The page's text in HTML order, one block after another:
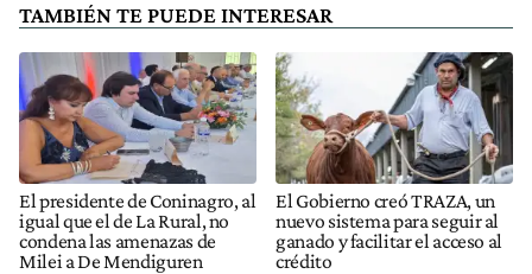
TAMBIÉN TE PUEDE INTERESAR
El presidente de Coninagro, al
igual que el de La Rural, no
condena las amenazas de
Milei a De Mendiguren
El Gobierno creó TRAZA, un
nuevo sistema para seguir al
ganado y facilitar el acceso al
crédito